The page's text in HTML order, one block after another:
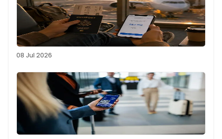
08 Jul 2026